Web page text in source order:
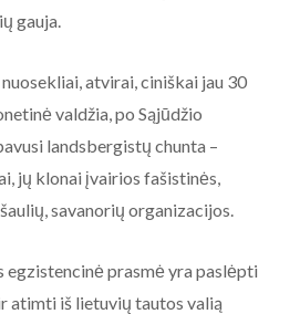
gauja.
atvirai, ciniškai jau 30
valdžia, po Sąjūdžio
landsbergistų chunta –
jų klonai įvairios fašistinės,
savanorių organizacijos.
egzistencinė prasmė yra paslėpti
atimti iš lietuvių tautos valią